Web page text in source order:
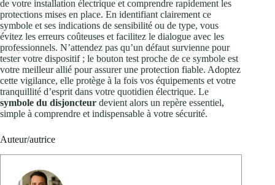
de votre installation électrique et comprendre rapidement les
protections mises en place. En identifiant clairement ce
symbole et ses indications de sensibilité ou de type, vous
évitez les erreurs coûteuses et facilitez le dialogue avec les
professionnels. N’attendez pas qu’un défaut survienne pour
tester votre dispositif ; le bouton test proche de ce symbole est
votre meilleur allié pour assurer une protection fiable. Adoptez
cette vigilance, elle protège à la fois vos équipements et votre
tranquillité d’esprit dans votre quotidien électrique. Le
symbole du disjoncteur devient alors un repère essentiel,
simple à comprendre et indispensable à votre sécurité.
Auteur/autrice